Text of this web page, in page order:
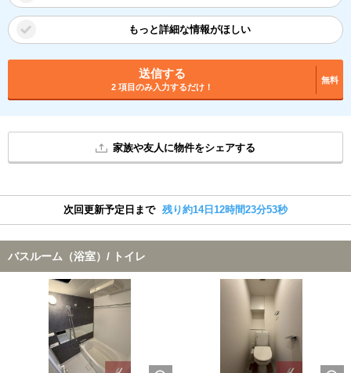
もっと詳細な情報がほしい
送信する
2 項目のみ入力するだけ！
無料
家族や友人に物件をシェアする
次回更新予定日まで 残り約14日12時間23分53秒
バスルーム（浴室）/ トイレ